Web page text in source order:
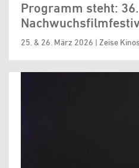
Programm steht:
25. & 26. März 2026 | Zeise Kinos